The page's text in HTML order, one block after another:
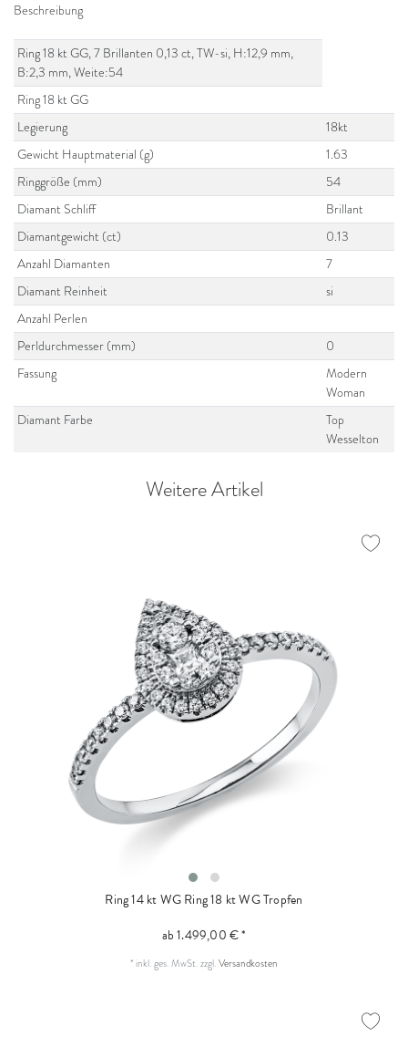
Beschreibung
Ring 18 kt GG, 7 Brillanten 0,13 ct, TW-si, H:12,9 mm,
B:2,3 mm, Weite:54
Ring 18 kt GG
Legierung
18kt
Gewicht Hauptmaterial (g)
1.63
Ringgröße (mm)
54
Diamant Schliff
Brillant
Diamantgewicht (ct)
0.13
Anzahl Diamanten
7
Diamant Reinheit
si
Anzahl Perlen
Perldurchmesser (mm)
0
Fassung
Modern
Woman
Diamant Farbe
Top
Wesselton
Weitere Artikel
Ring 14 kt WGRing 18 kt WG Tropfen
ab 1.499,00 € *
* inkl. ges. MwSt.zzgl.Versandkosten